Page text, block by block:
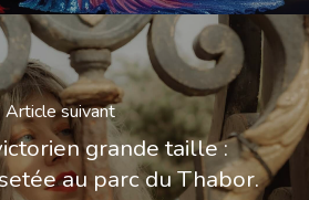
Article suivant
grande taille :
au parc du Thabor.